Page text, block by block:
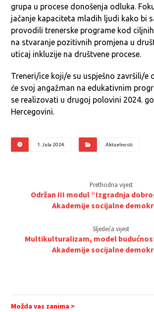
grupa u procese donošenja odluka.
jačanje kapaciteta mladih ljudi kako bi
provodili trenerske programe kod
na stvaranje pozitivnih promjena u
uticaj inkluzije na društvene procese.
Treneri/ice koji/e su uspješno završili/e
će svoj angažman na edukativnim
se realizovati u drugoj polovini 2024.
Hercegovini.
1. Jula 2024. Aktuelnosti
Prethodna vijest
Održan III modul “Izgradnja
Akademije socijalne
Sljedeća vijest
Multikulturalizam, model
Akademije socijalne
Možda vas zanima >